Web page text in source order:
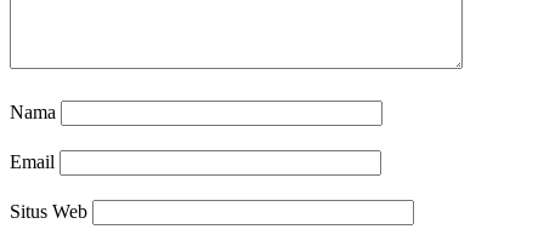
Nama
Email
Situs Web